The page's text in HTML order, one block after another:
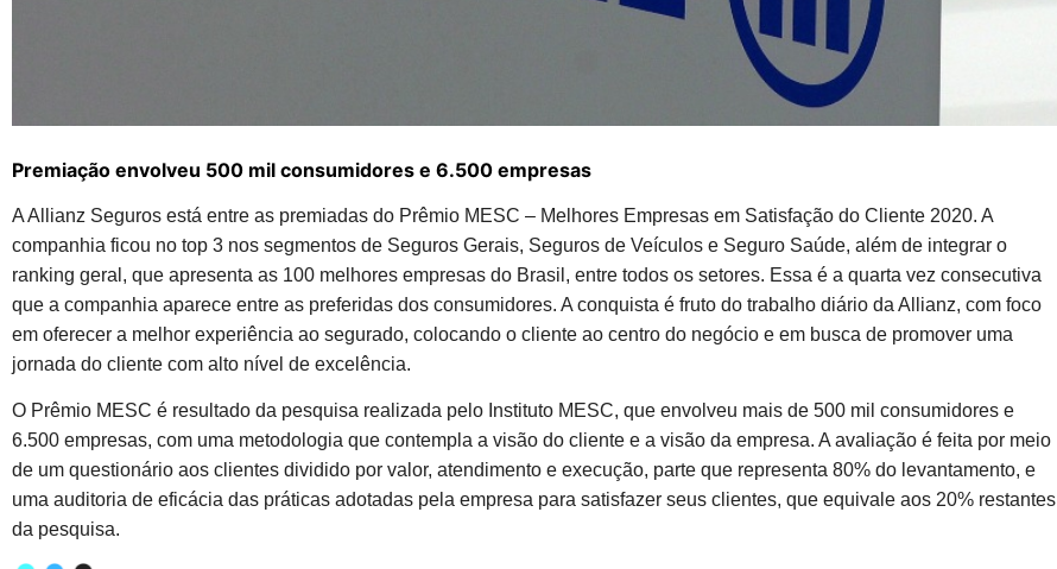
Premiação envolveu 500 mil consumidores e 6.500 empresas
A Allianz Seguros está entre as premiadas do Prêmio MESC – Melhores Empresas em Satisfação do Cliente 2020. A
companhia ficou no top 3 nos segmentos de Seguros Gerais, Seguros de Veículos e Seguro Saúde, além de integrar o
ranking geral, que apresenta as 100 melhores empresas do Brasil, entre todos os setores. Essa é a quarta vez consecutiva
que a companhia aparece entre as preferidas dos consumidores. A conquista é fruto do trabalho diário da Allianz, com foco
em oferecer a melhor experiência ao segurado, colocando o cliente ao centro do negócio e em busca de promover uma
jornada do cliente com alto nível de excelência.
O Prêmio MESC é resultado da pesquisa realizada pelo Instituto MESC, que envolveu mais de 500 mil consumidores e
6.500 empresas, com uma metodologia que contempla a visão do cliente e a visão da empresa. A avaliação é feita por meio
de um questionário aos clientes dividido por valor, atendimento e execução, parte que representa 80% do levantamento, e
uma auditoria de eficácia das práticas adotadas pela empresa para satisfazer seus clientes, que equivale aos 20% restantes
da pesquisa.